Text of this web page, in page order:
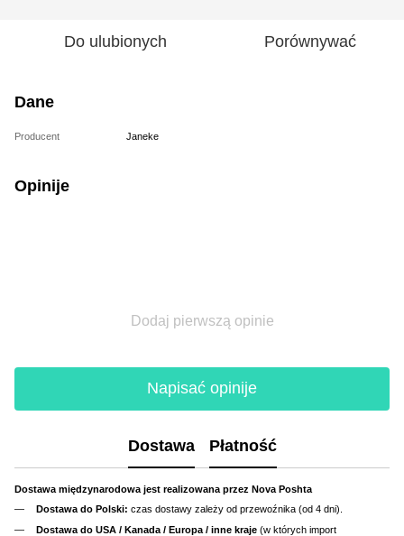
Do ulubionych Porównywać
Dane
Producent Janeke
Opinije
Dodaj pierwszą opinie
Napisać opinije
Dostawa Płatność
Dostawa międzynarodowa jest realizowana przez Nova Poshta
Dostawa do Polski: czas dostawy zależy od przewoźnika (od 4 dni).
Dostawa do USA / Kanada / Europa / inne kraje (w których import